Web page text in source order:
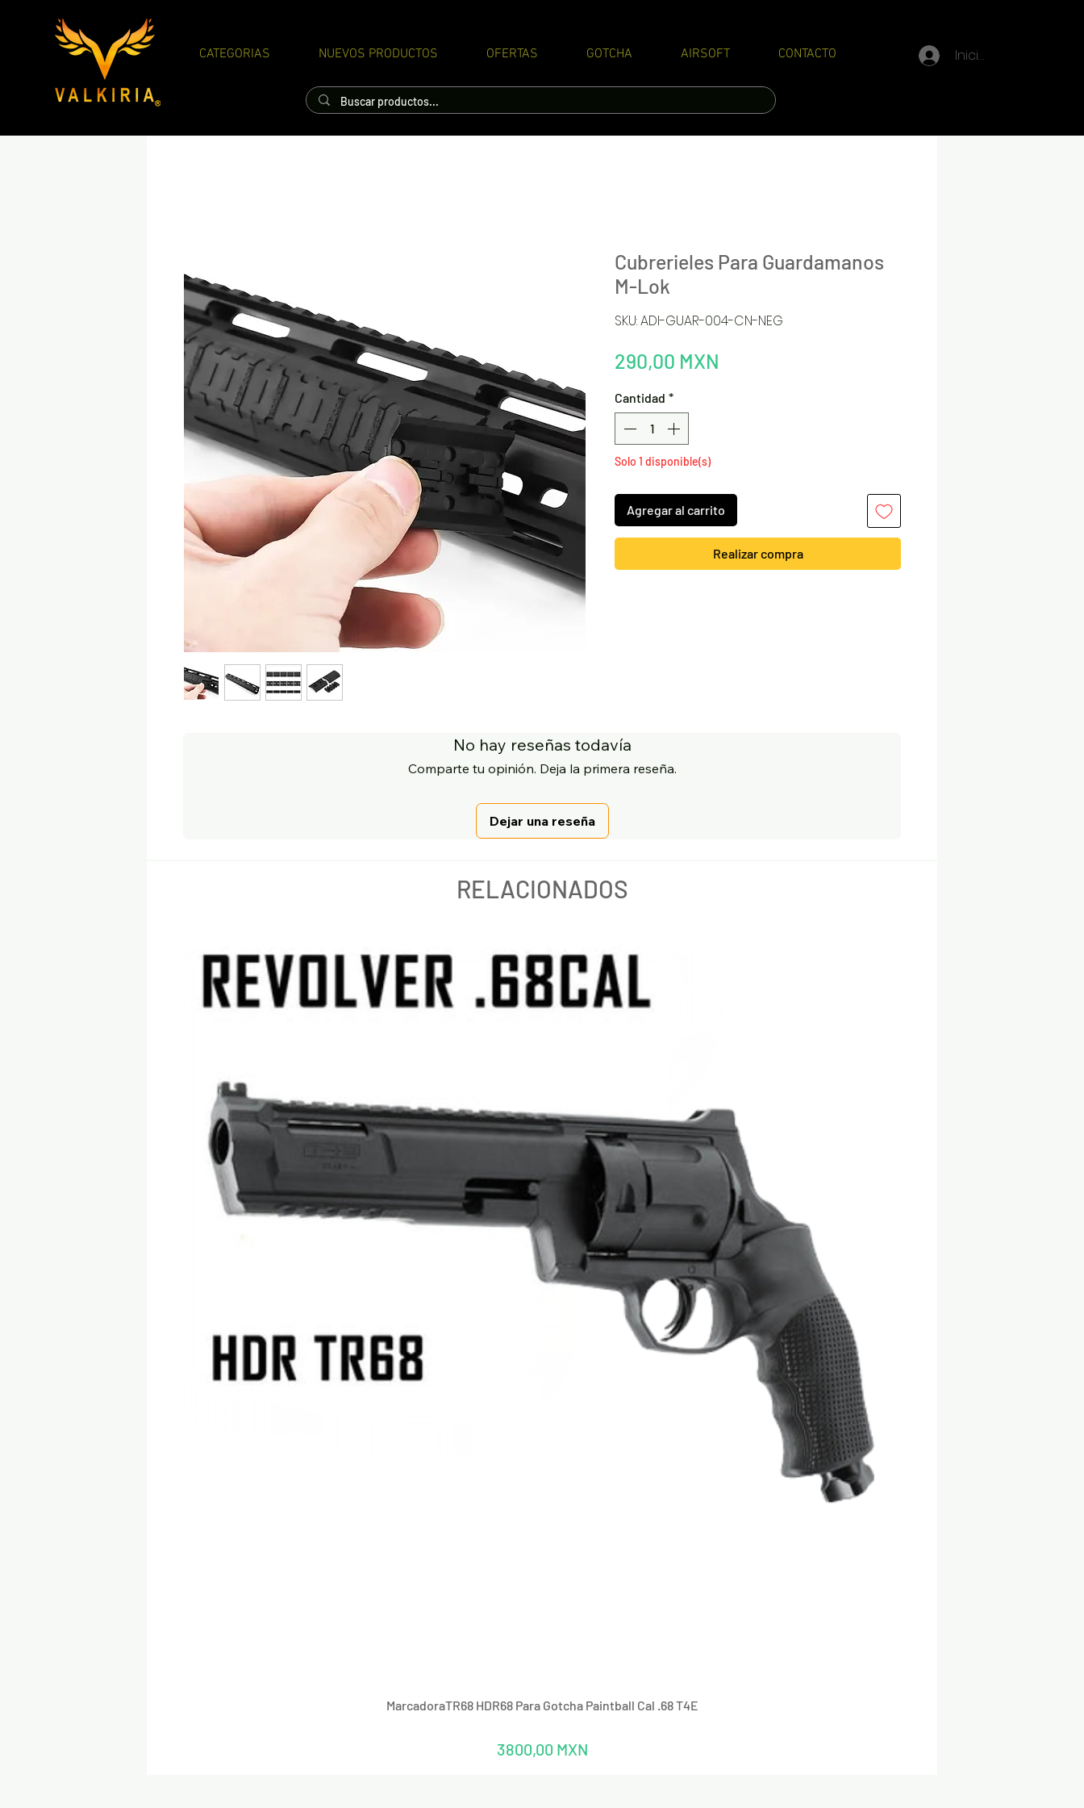
CATEGORIAS NUEVOS PRODUCTOS OFERTAS GOTCHA AIRSOFT CONTACTO Iniciar sesión
Cubrerieles Para Guardamanos
M-Lok
SKU: ADI-GUAR-004-CN-NEG
290,00 MXN
Cantidad *
Solo 1 disponible(s)
Agregar al carrito
Realizar compra
No hay reseñas todavía
Comparte tu opinión. Deja la primera reseña.
Dejar una reseña
RELACIONADOS
Vista rápida
MarcadoraTR68 HDR68 Para Gotcha Paintball Cal .68 T4E
Precio
3800,00 MXN